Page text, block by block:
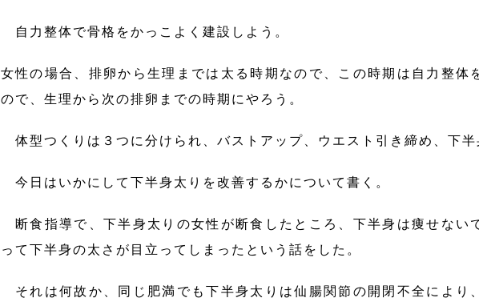
自力整体で骨格をかっこよく建設しよう。
女性の場合、排卵から生理までは太る時期なので、この時期は自力整体
ので、生理から次の排卵までの時期にやろう。
体型つくりは３つに分けられ、バストアップ、ウエスト引き締め、下半
今日はいかにして下半身太りを改善するかについて書く。
断食指導で、下半身太りの女性が断食したところ、下半身は痩せない
って下半身の太さが目立ってしまったという話をした。
それは何故か、同じ肥満でも下半身太りは仙腸関節の開閉不全により